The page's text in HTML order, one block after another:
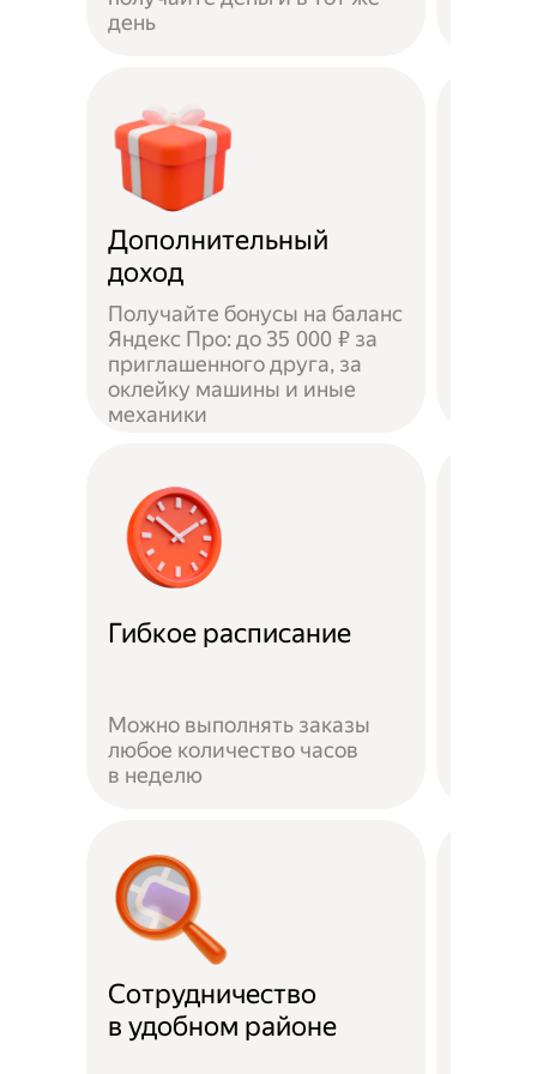
день
Дополнительный
доход
Получайте бонусы на баланс
Яндекс Про: до 35 000 ₽ за
приглашенного друга, за
оклейку машины и иные
механики
Гибкое расписание
Можно выполнять заказы
любое количество часов
в неделю
Сотрудничество
в удобном районе